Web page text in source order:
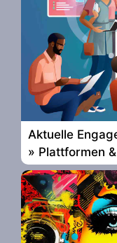
Aktuelle
» Plattformen